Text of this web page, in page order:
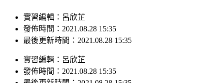
發佈時間：2021.08.28 15:35
最後更新時間：2021.08.28 15:35
發佈時間： 2021.08.28 15:35
最後更新時間： 2021.08.28 15:35